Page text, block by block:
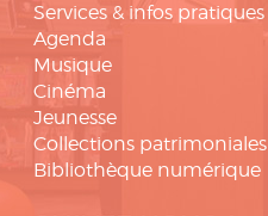
Services & infos pratiques
Agenda
Musique
Cinéma
Jeunesse
Collections patrimoniales
Bibliothèque numérique